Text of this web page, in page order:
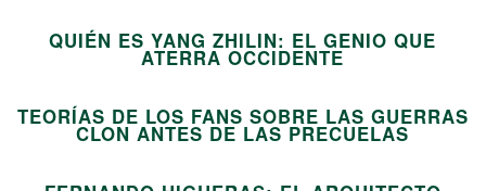
QUIÉN ES YANG ZHILIN: EL GENIO QUE
ATERRA OCCIDENTE
TEORÍAS DE LOS FANS SOBRE LAS GUERRAS
CLON ANTES DE LAS PRECUELAS